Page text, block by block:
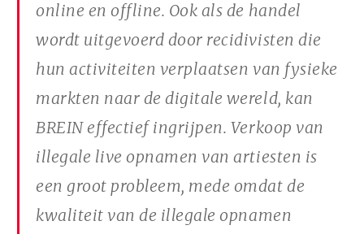
online en offline. Ook als de handel
wordt uitgevoerd door recidivisten die
hun activiteiten verplaatsen van fysieke
markten naar de digitale wereld, kan
BREIN effectief ingrijpen. Verkoop van
illegale live opnamen van artiesten is
een groot probleem, mede omdat de
kwaliteit van de illegale opnamen